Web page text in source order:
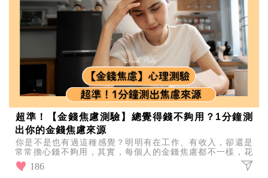
超準！【金錢焦慮測驗】總覺得錢不夠用？1分鐘測
出你的金錢焦慮來源
你是不是也有過這種感覺？明明有在工作、有收入，卻還是
常常擔心錢不夠用，其實，每個人的金錢焦慮都不一樣，花
1 分鐘完成這個測驗，看看你的金錢焦慮真正來自哪裡！
186